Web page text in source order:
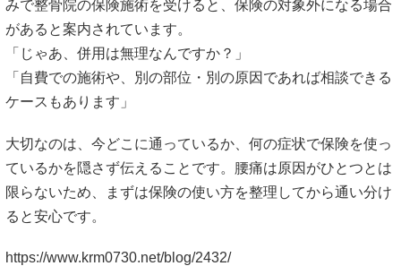
みで整骨院の保険施術を受けると、保険の対象外になる場合
があると案内されています。
「じゃあ、併用は無理なんですか？」
「自費での施術や、別の部位・別の原因であれば相談できる
ケースもあります」
大切なのは、今どこに通っているか、何の症状で保険を使っ
ているかを隠さず伝えることです。腰痛は原因がひとつとは
限らないため、まずは保険の使い方を整理してから通い分け
ると安心です。
https://www.krm0730.net/blog/2432/